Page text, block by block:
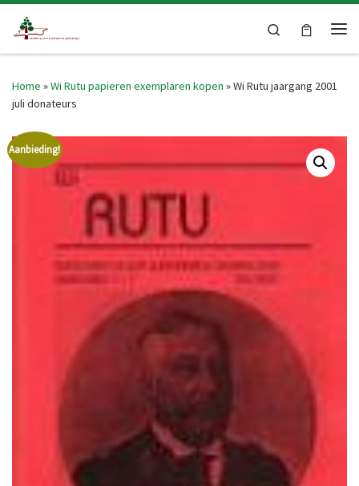
Skip to content
Search
Home »Wi Rutu papieren exemplaren kopen »Wi Rutu jaargang 2001
juli donateurs
Aanbieding!